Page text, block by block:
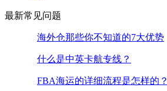
最新常见问题
海外仓那些你不知道的7大优势
什么是中英卡航专线？
FBA海运的详细流程是怎样的？